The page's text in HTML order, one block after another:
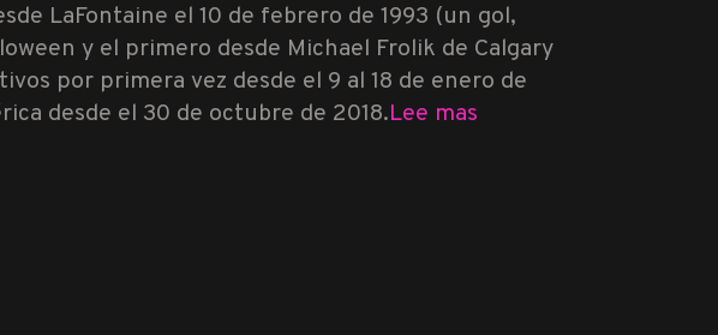
LaFontaine el 10 de febrero de 1993 (un gol,
y el primero desde Michael Frolik de Calgary
por primera vez desde el 9 al 18 de enero de
desde el 30 de octubre de 2018.Lee mas